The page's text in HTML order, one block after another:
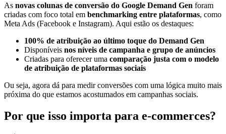
As novas colunas de conversão do Google Demand Gen foram
criadas com foco total em benchmarking entre plataformas, como
Meta Ads (Facebook e Instagram). Aqui estão os destaques:
100% de atribuição ao último toque do Demand Gen
Disponíveis nos níveis de campanha e grupo de anúncios
Criadas para oferecer uma comparação justa com o modelo
de atribuição de plataformas sociais
Ou seja, agora dá para medir conversões com uma lógica muito mais
próxima do que estamos acostumados em campanhas sociais.
Por que isso importa para e-commerces?